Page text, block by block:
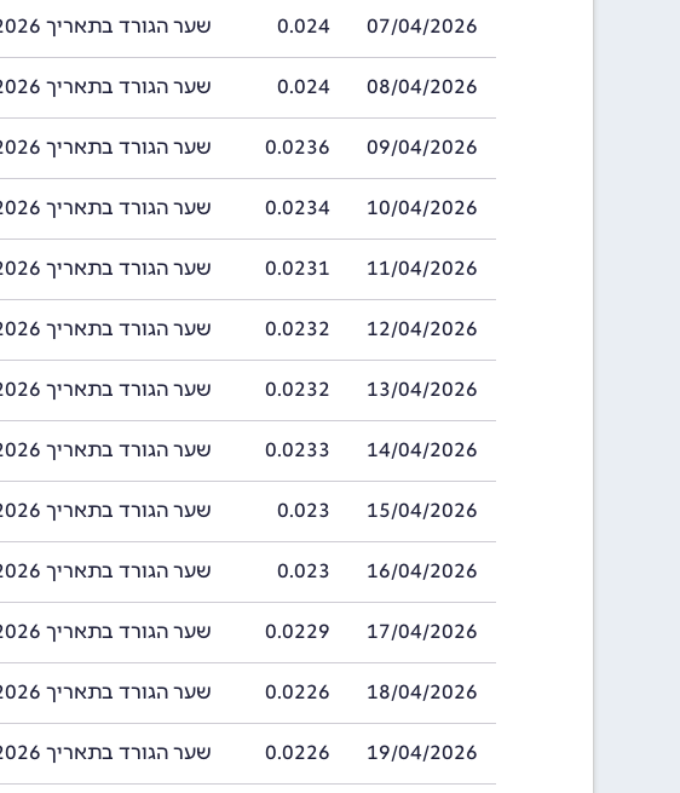
07/04/2026
0.024 שער הגורד בתאריך 07/04/2026 הוא 0.024
08/04/2026
0.024 שער הגורד בתאריך 08/04/2026 הוא 0.024
09/04/2026
0.0236 שער הגורד בתאריך 09/04/2026 הוא 0.0236
10/04/2026
0.0234 שער הגורד בתאריך 10/04/2026 הוא 0.0234
11/04/2026
0.0231 שער הגורד בתאריך 11/04/2026 הוא 0.0231
12/04/2026
0.0232 שער הגורד בתאריך 12/04/2026 הוא 0.0232
13/04/2026
0.0232 שער הגורד בתאריך 13/04/2026 הוא 0.0232
14/04/2026
0.0233 שער הגורד בתאריך 14/04/2026 הוא 0.0233
15/04/2026
0.023 שער הגורד בתאריך 15/04/2026 הוא 0.023
16/04/2026
0.023 שער הגורד בתאריך 16/04/2026 הוא 0.023
17/04/2026
0.0229 שער הגורד בתאריך 17/04/2026 הוא 0.0229
18/04/2026
0.0226 שער הגורד בתאריך 18/04/2026 הוא 0.0226
19/04/2026
0.0226 שער הגורד בתאריך 19/04/2026 הוא 0.0226